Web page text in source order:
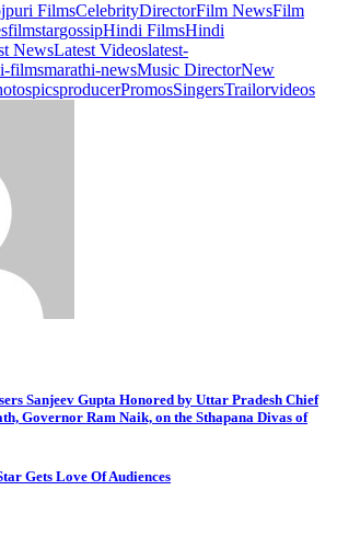
FilmsCelebrityDirectorFilm NewsFilm
filmstargossipHindi FilmsHindi
NewsLatest Videoslatest-
filmsmarathi-newsMusic DirectorNew
picsproducerPromosSingersTrailorvideos
Sanjeev Gupta Honored by Uttar Pradesh Chief
Governor Ram Naik, on the Sthapana Divas of
Gets Love Of Audiences